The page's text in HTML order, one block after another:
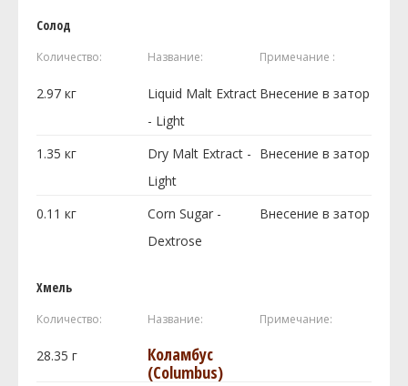
Солод
Количество: Название: Примечание :
2.97 кг
Liquid Malt Extract
- Light
Внесение в затор
1.35 кг
Dry Malt Extract -
Light
Внесение в затор
0.11 кг
Corn Sugar -
Dextrose
Внесение в затор
Хмель
Количество: Название: Примечание:
28.35 г
Коламбус
(Columbus)